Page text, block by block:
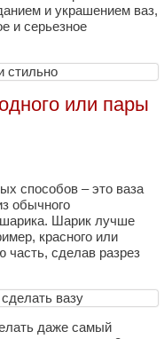
и украшением ваз,
и серьезное
или пары
способов – это ваза
обычного
шарика. Шарик лучше
красного или
часть, сделав разрез
даже самый